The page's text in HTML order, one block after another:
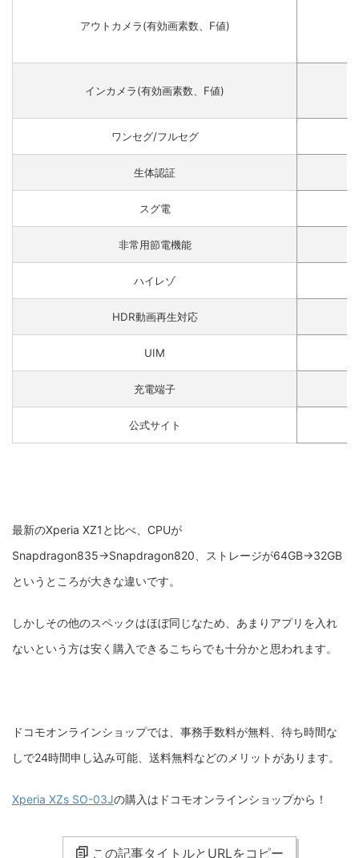
アウトカメラ(有効画素数、F値)
インカメラ(有効画素数、F値)
ワンセグ/フルセグ
生体認証
スグ電
非常用節電機能
ハイレゾ
HDR動画再生対応
UIM
充電端子
公式サイト
最新のXperia XZ1と比べ、CPUが
Snapdragon835→Snapdragon820、ストレージが64GB→32GB
というところが大きな違いです。
しかしその他のスペックはほぼ同じなため、あまりアプリを入れ
ないという方は安く購入できるこちらでも十分かと思われます。
ドコモオンラインショップでは、事務手数料が無料、待ち時間な
しで24時間申し込み可能、送料無料などのメリットがあります。
Xperia XZs SO-03Jの購入はドコモオンラインショップから！
この記事タイトルとURLをコピー